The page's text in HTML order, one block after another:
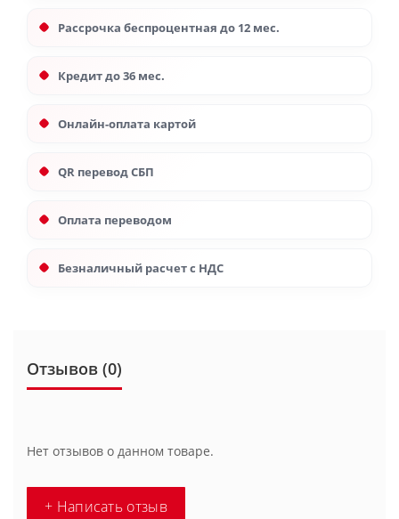
Рассрочка беспроцентная до 12 мес.
Кредит до 36 мес.
Онлайн-оплата картой
QR перевод СБП
Оплата переводом
Безналичный расчет с НДС
Отзывов (0)
Нет отзывов о данном товаре.
+ Написать отзыв